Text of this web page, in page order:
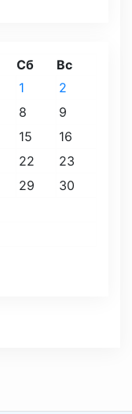
Сб Вс
1
2
8
9
15
16
22
23
29
30